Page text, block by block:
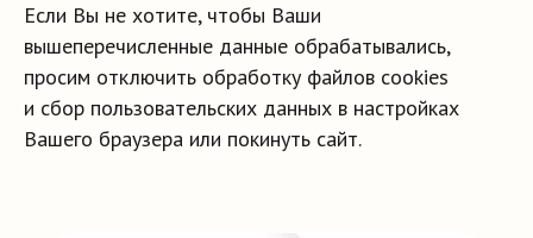
Если Вы не хотите, чтобы Ваши
вышеперечисленные данные обрабатывались,
просим отключить обработку файлов cookies
и сбор пользовательских данных в настройках
Вашего браузера или покинуть сайт.